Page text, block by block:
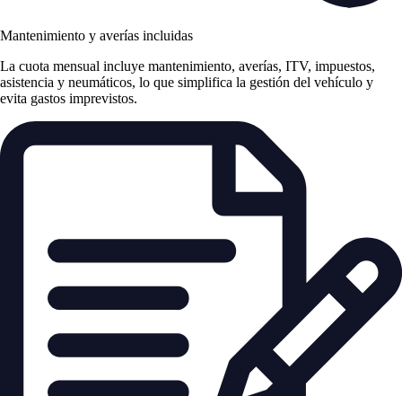
Mantenimiento y averías incluidas
La cuota mensual incluye mantenimiento, averías, ITV, impuestos,
asistencia y neumáticos, lo que simplifica la gestión del vehículo y
evita gastos imprevistos.